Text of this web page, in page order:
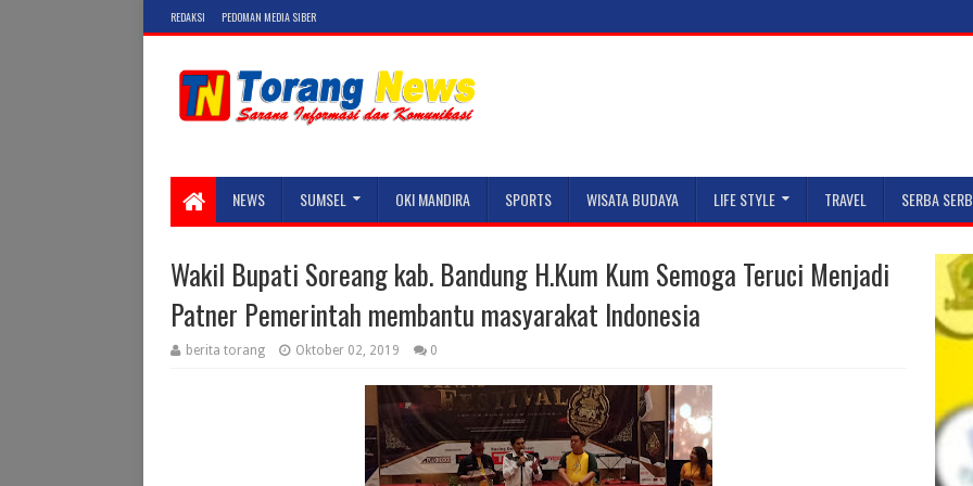
REDAKSI PEDOMAN MEDIA SIBER
NEWS SUMSEL OKI MANDIRA SPORTS WISATA BUDAYA LIFE STYLE TRAVEL SERBA
Wakil Bupati Soreang kab. Bandung H.Kum Kum Semoga Teruci Menjadi
Patner Pemerintah membantu masyarakat Indonesia
berita torang Oktober 02, 2019 0